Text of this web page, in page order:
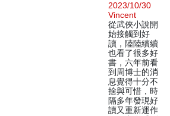
2023/10/30
Vincent
從武俠小說開
始接觸到好
讀，陸陸續續
也看了很多好
書，六年前看
到周博士的消
息覺得十分不
捨與可惜，時
隔多年發現好
讀又重新運作